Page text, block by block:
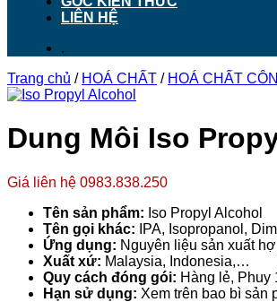
LIÊN HỆ
.
Trang chủ / HOÁ CHẤT / HOÁ CHẤT
Dung Môi Iso
Giá liên hệ 0983.838.250
Tên sản phẩm: Iso Propyl Alcohol
Tên gọi khác: IPA, Isopropanol,
Ứng dụng: Nguyên liệu sản xuất
Xuất xứ: Malaysia, Indonesia,…
Quy cách đóng gói: Hàng lẻ, Phuy
Hạn sử dụng: Xem trên bao bì sản